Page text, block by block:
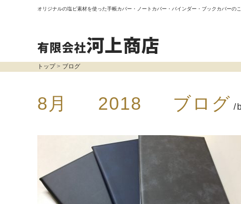
オリジナルの塩ビ素材を使った手帳カバー・ノートカバー・バインダー・ブックカバーの
トップ ブログ
8月 2018 ブログ /